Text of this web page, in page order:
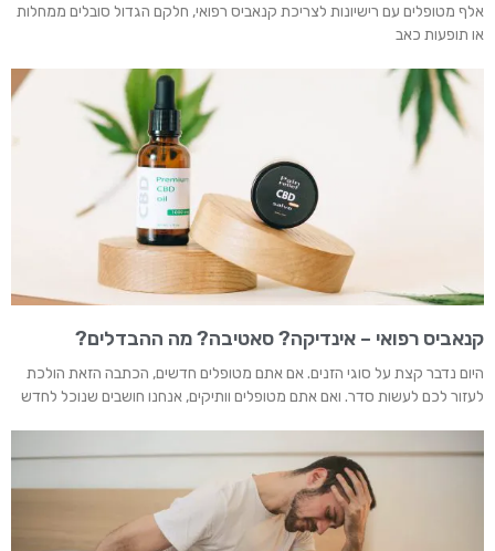
אלף מטופלים עם רישיונות לצריכת קנאביס רפואי, חלקם הגדול סובלים ממחלות
או תופעות כאב
קנאביס רפואי – אינדיקה? סאטיבה? מה ההבדלים?
היום נדבר קצת על סוגי הזנים. אם אתם מטופלים חדשים, הכתבה הזאת הולכת
לעזור לכם לעשות סדר. ואם אתם מטופלים וותיקים, אנחנו חושבים שנוכל לחדש